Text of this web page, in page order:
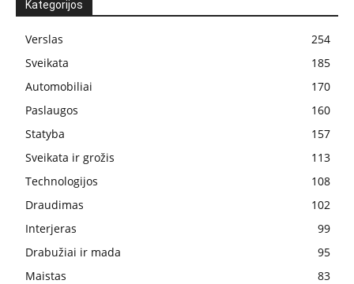
Kategorijos
Verslas
254
Sveikata
185
Automobiliai
170
Paslaugos
160
Statyba
157
Sveikata ir grožis
113
Technologijos
108
Draudimas
102
Interjeras
99
Drabužiai ir mada
95
Maistas
83